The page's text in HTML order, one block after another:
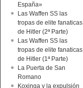
España»
Las Waffen SS las
tropas de elite fanaticas
de Hitler (2ª Parte)
Las Waffen SS las
tropas de elite fanaticas
de Hitler (1ª Parte)
La Puerta de San
Romano
Koxinga y la expulsión